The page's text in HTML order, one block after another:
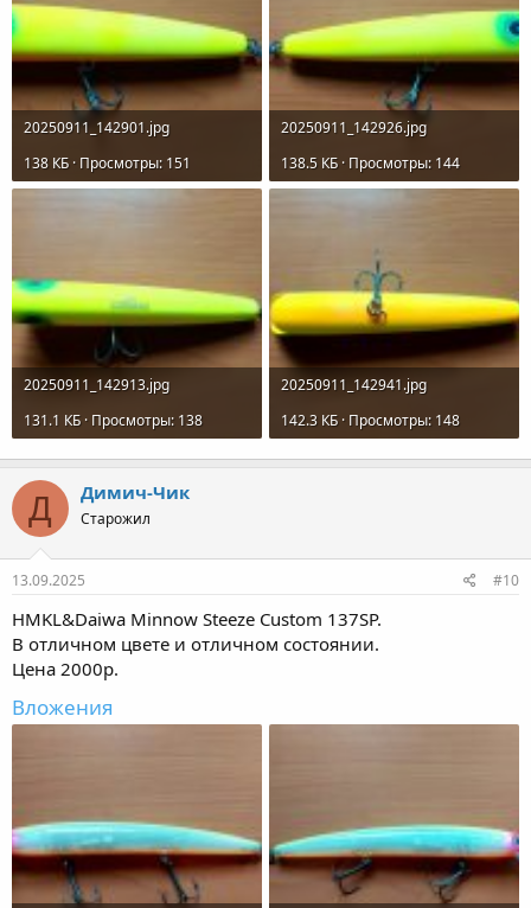
20250911_142901.jpg
138 КБ · Просмотры: 151
20250911_142926.jpg
138.5 КБ · Просмотры: 144
20250911_142913.jpg
131.1 КБ · Просмотры: 138
20250911_142941.jpg
142.3 КБ · Просмотры: 148
Д Димич-Чик
Старожил
13.09.2025 #10
HMKL&Daiwa Minnow Steeze Custom 137SP.
В отличном цвете и отличном состоянии.
Цена 2000р.
Вложения